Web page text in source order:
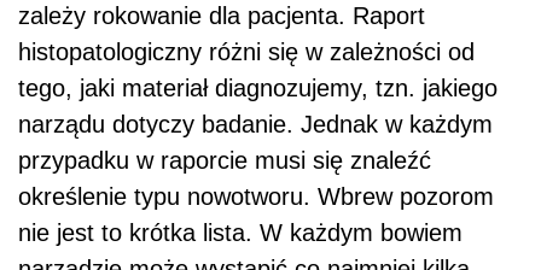
zależy rokowanie dla pacjenta. Raport
histopatologiczny różni się w zależności od
tego, jaki materiał diagnozujemy, tzn. jakiego
narządu dotyczy badanie. Jednak w każdym
przypadku w raporcie musi się znaleźć
określenie typu nowotworu. Wbrew pozorom
nie jest to krótka lista. W każdym bowiem